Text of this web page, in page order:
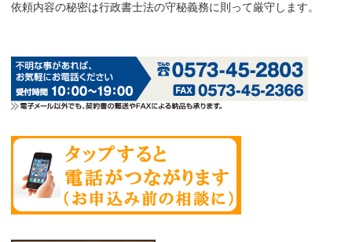
依頼内容の秘密は行政書士法の守秘義務に則って厳守します。